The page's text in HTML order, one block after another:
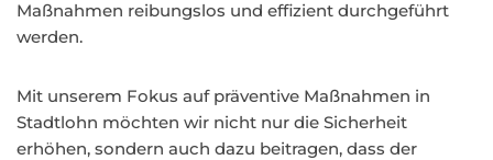
Maßnahmen reibungslos und effizient durchgeführt
werden.
Mit unserem Fokus auf präventive Maßnahmen in
Stadtlohn möchten wir nicht nur die Sicherheit
erhöhen, sondern auch dazu beitragen, dass der